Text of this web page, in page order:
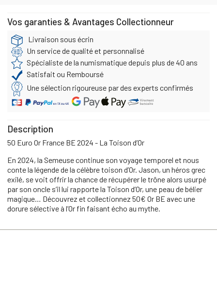
Vos garanties & Avantages Collectionneur
Livraison sous écrin
Un service de qualité et personnalisé
Spécialiste de la numismatique depuis plus de 40 ans
Satisfait ou Remboursé
Une sélection rigoureuse par des experts confirmés
Description
50 Euro Or France BE 2024 - La Toison d’Or
En 2024, la Semeuse continue son voyage temporel et nous
conte la légende de la célèbre toison d’Or. Jason, un héros grec
exilé, se voit offrir la chance de récupérer le trône alors usurpé
par son oncle s’il lui rapporte la Toison d’Or, une peau de bélier
magique… Découvrez et collectionnez 50€ Or BE avec une
dorure sélective à l’Or fin faisant écho au mythe.